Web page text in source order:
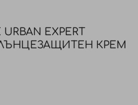
EXPERT
КРЕМ